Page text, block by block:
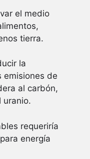
el medio
tierra.
la
emisiones de
al carbón,
uranio.
requeriría
energía